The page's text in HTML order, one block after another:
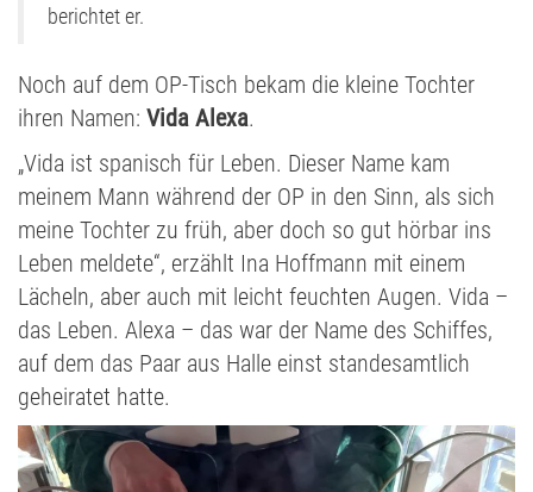
berichtet er.
Noch auf dem OP-Tisch bekam die kleine Tochter
ihren Namen: Vida Alexa.
„Vida ist spanisch für Leben. Dieser Name kam
meinem Mann während der OP in den Sinn, als sich
meine Tochter zu früh, aber doch so gut hörbar ins
Leben meldete“, erzählt Ina Hoffmann mit einem
Lächeln, aber auch mit leicht feuchten Augen. Vida –
das Leben. Alexa – das war der Name des Schiffes,
auf dem das Paar aus Halle einst standesamtlich
geheiratet hatte.